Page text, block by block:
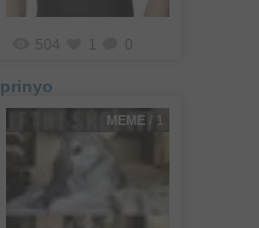
504
prinyo
MEME / 1